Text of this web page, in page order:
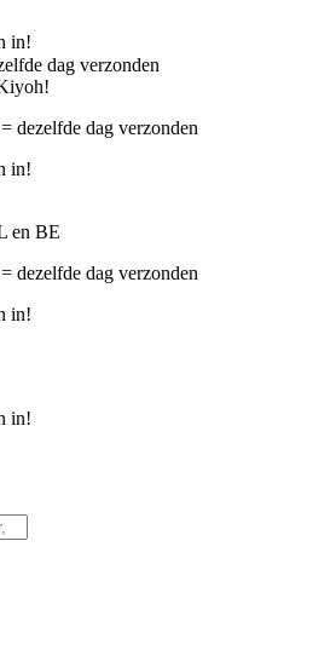
in!
dag verzonden
dezelfde dag verzonden
in!
en BE
dezelfde dag verzonden
in!
in!